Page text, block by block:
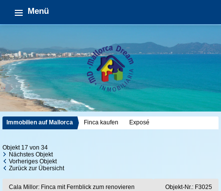
Menü
Immobilien auf Mallorca Finca kaufen Exposé
Objekt 17 von 34
Nächstes Objekt
Vorheriges Objekt
Zurück zur Übersicht
Cala Millor: Finca mit Fernblick zum renovieren Objekt-Nr.: F3025